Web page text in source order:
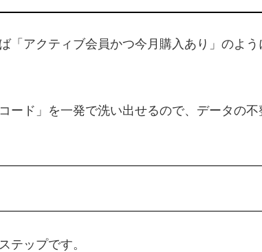
「アクティブ会員かつ今月購入あり」のよ
ド」を一発で洗い出せるので、データの
テップです。